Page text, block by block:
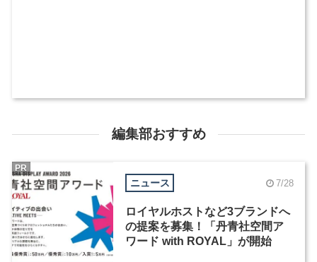
編集部おすすめ
ニュース 7/28
ロイヤルホストなど3ブランドへ
の提案を募集！「丹青社空間ア
ワード with ROYAL」が開始
PR